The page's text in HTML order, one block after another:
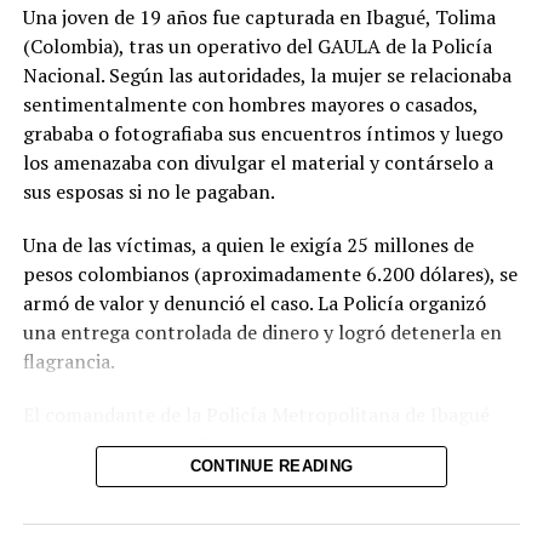
UP NEXT
Maradona podría haber mejorado con un diurético,
señala médico en juicio por su muerte
DON'T MISS
Presidente Trump logra “acuerdos fantásticos” tras
visita oficial a China
Una joven de 19 años fue capturada en Ibagué, Tolima
(Colombia), tras un operativo del GAULA de la Policía
Nacional. Según las autoridades, la mujer se relacionaba
sentimentalmente con hombres mayores o casados,
grababa o fotografiaba sus encuentros íntimos y luego
los amenazaba con divulgar el material y contárselo a
sus esposas si no le pagaban.
Una de las víctimas, a quien le exigía 25 millones de
pesos colombianos (aproximadamente 6.200 dólares), se
armó de valor y denunció el caso. La Policía organizó
una entrega controlada de dinero y logró detenerla en
flagrancia.
explicó que la joven “seducía con sus encantos a
hombres que tenían familia” y, una vez obtenía el
autoridades no descartan que existan más víctimas y
CONTINUE READING